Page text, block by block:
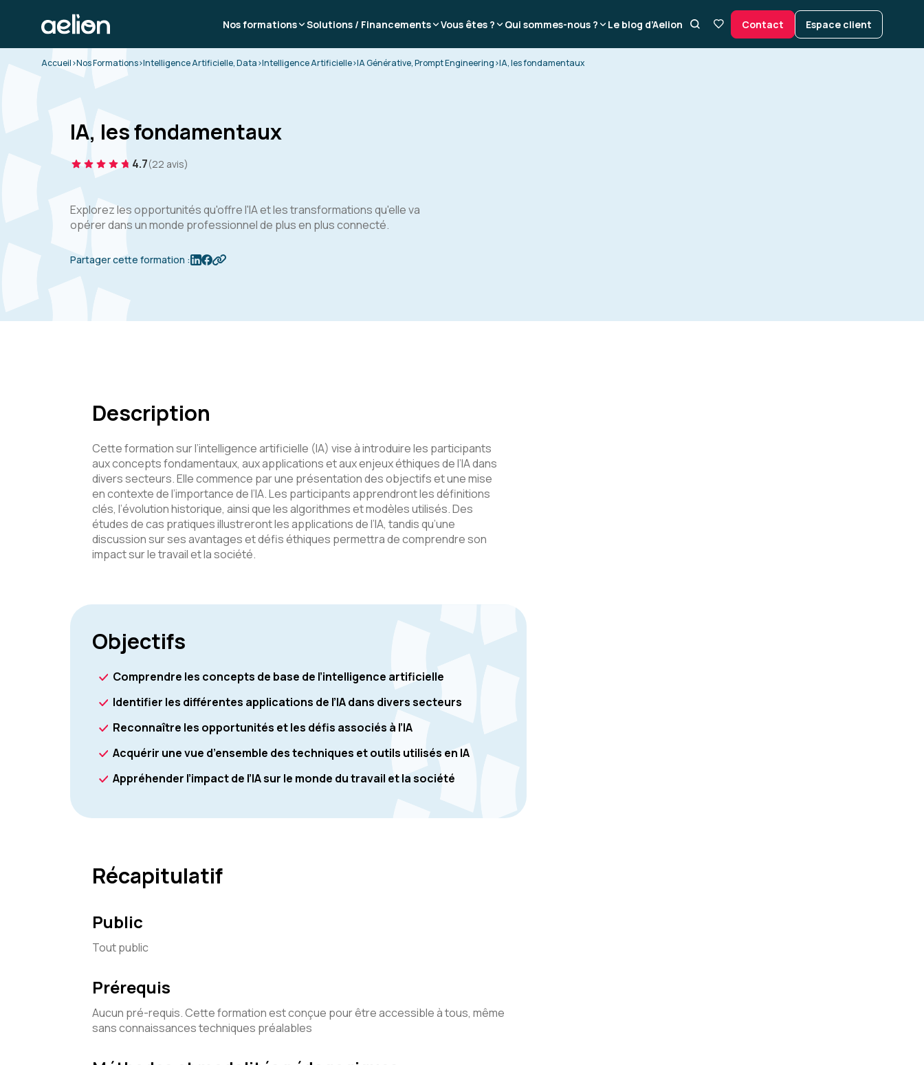
Nos formations Solutions / Financements Vous êtes ? Qui sommes-nous ? Le blog d’Aelion Contact Espace client
Accueil>Nos Formations>Intelligence Artificielle, Data>Intelligence Artificielle>IA Générative, Prompt Engineering>IA, les fondamentaux
IA, les fondamentaux
4.7(22 avis)
Explorez les opportunités qu'offre l'IA et les transformations qu'elle va
opérer dans un monde professionnel de plus en plus connecté.
Partager cette formation :
Description
Cette formation sur l’intelligence artificielle (IA) vise à introduire les participants
aux concepts fondamentaux, aux applications et aux enjeux éthiques de l’IA dans
divers secteurs. Elle commence par une présentation des objectifs et une mise
en contexte de l’importance de l’IA. Les participants apprendront les définitions
clés, l’évolution historique, ainsi que les algorithmes et modèles utilisés. Des
études de cas pratiques illustreront les applications de l’IA, tandis qu’une
discussion sur ses avantages et défis éthiques permettra de comprendre son
impact sur le travail et la société.
Objectifs
Comprendre les concepts de base de l’intelligence artificielle
Identifier les différentes applications de l’IA dans divers secteurs
Reconnaître les opportunités et les défis associés à l’IA
Acquérir une vue d’ensemble des techniques et outils utilisés en IA
Appréhender l’impact de l’IA sur le monde du travail et la société
Récapitulatif
Public
Tout public
Prérequis
Aucun pré-requis. Cette formation est conçue pour être accessible à tous, même
sans connaissances techniques préalables